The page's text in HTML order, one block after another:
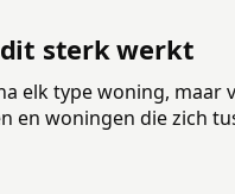
sterk werkt
elk type woning, maar
en woningen die zich